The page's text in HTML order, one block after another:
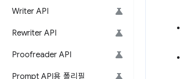
Writer API
Rewriter API
Proofreader API
Prompt API용 폴리필